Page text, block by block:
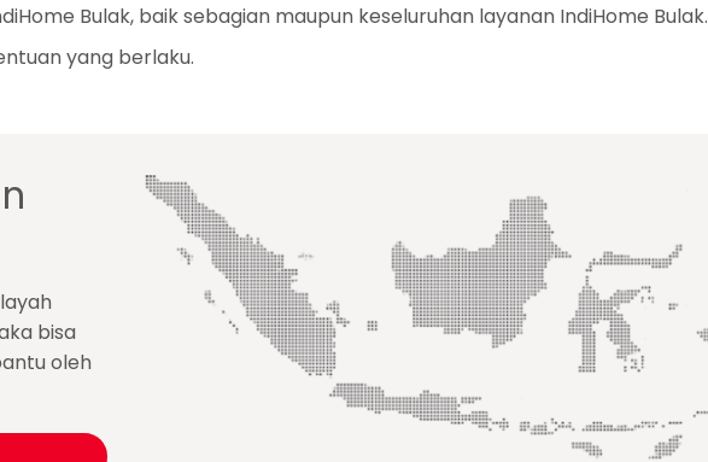
Bulak, baik sebagian maupun keseluruhan layanan IndiHome Bulak.
yang berlaku.
bisa
oleh